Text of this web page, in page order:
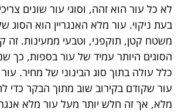
לא כל עור הוא זהה, וסוגי עור שונים
בעת ניקוי. עור מלא האנגריין הוא הסוג
משטח קטן, תוקפני, וטבעי ממעינות. זה
הסוגים היותר עמיד של עור בספות, כך
כלל עולה בתוך סוג הבינוני של מחיר.
עור שקודם בקירוב שוב מתוך הבקר כדי
מלא, אך זה חלש יותר מעל עור מלא